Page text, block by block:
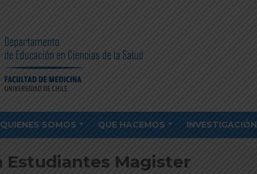
QUIENES SOMOS QUE HACEMOS INVESTIGACIÓN
Estudiantes Magister